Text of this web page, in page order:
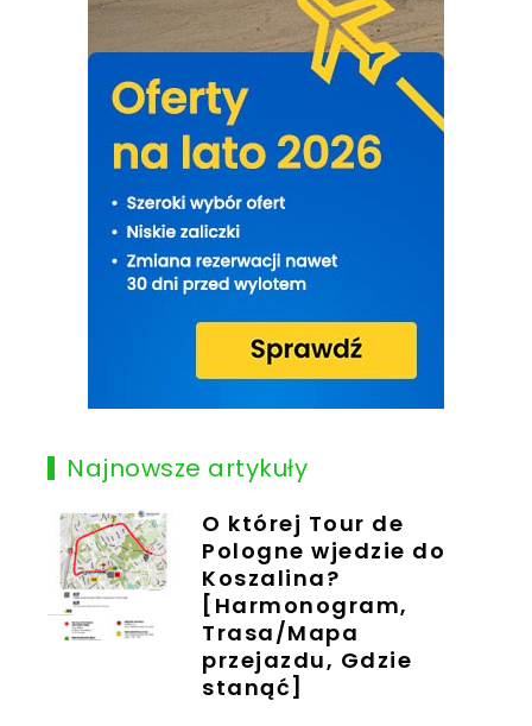
Najnowsze artykuły
O której Tour de
Pologne wjedzie do
Koszalina?
[Harmonogram,
Trasa/Mapa
przejazdu, Gdzie
stanąć]